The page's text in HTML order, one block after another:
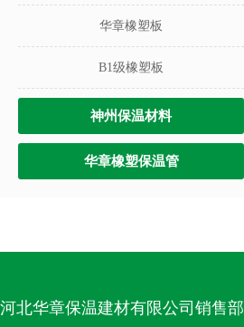
华章橡塑板
B1级橡塑板
神州保温材料
华章橡塑保温管
河北华章保温建材有限公司销售部